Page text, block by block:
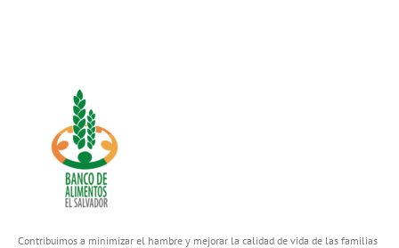
Contribuimos a minimizar el hambre y mejorar la calidad de vida de las familias